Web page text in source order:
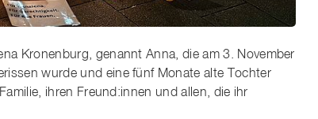
Kronenburg, genannt Anna, die am 3. November
wurde und eine fünf Monate alte Tochter
ihren Freund:innen und allen, die ihr